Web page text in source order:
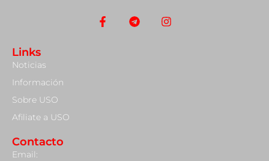
Links
Noticias
Información
Sobre USO
Afiliate a USO
Contacto
Email: